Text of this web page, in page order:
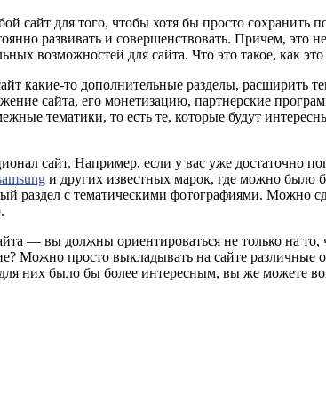
сайт для того, чтобы хотя бы просто сохранить
развивать и совершенствовать. Причем, это
возможностей для сайта. Что это такое, как
какие-то дополнительные разделы, расширить
сайта, его монетизацию, партнерские
тематики, то есть те, которые будут
сайт. Например, если у вас уже достаточно
и других известных марок, где можно было
раздел с тематическими фотографиями. Можно
— вы должны ориентироваться не только на
Можно просто выкладывать на сайте
них было бы более интересным, вы же можете